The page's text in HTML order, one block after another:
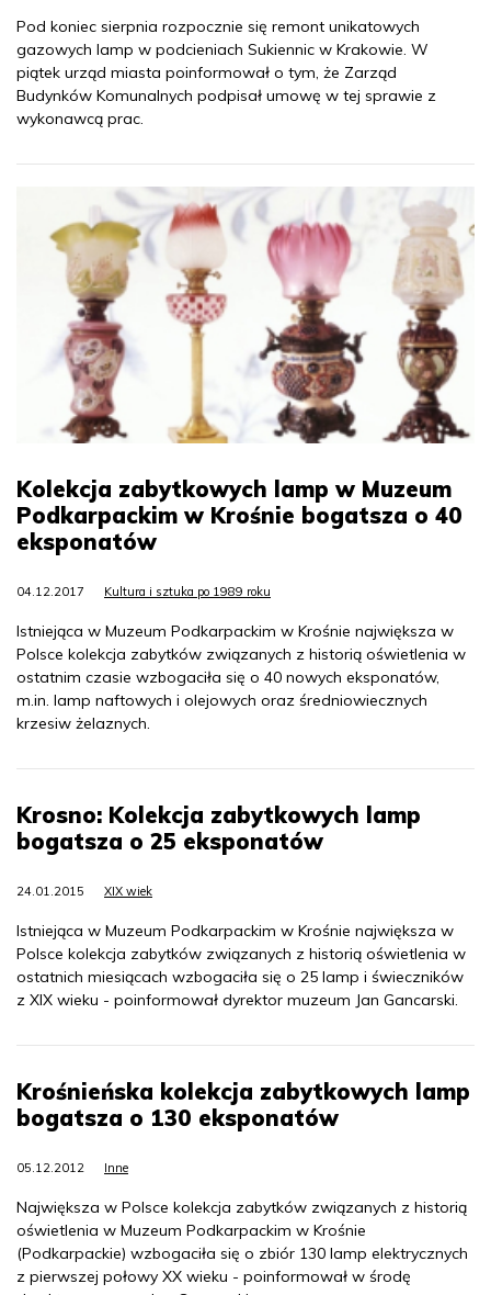
Pod koniec sierpnia rozpocznie się remont unikatowych
gazowych lamp w podcieniach Sukiennic w Krakowie. W
piątek urząd miasta poinformował o tym, że Zarząd
Budynków Komunalnych podpisał umowę w tej sprawie z
wykonawcą prac.
Kolekcja zabytkowych lamp w Muzeum
Podkarpackim w Krośnie bogatsza o 40
eksponatów
04.12.2017 Kultura i sztuka po 1989 roku
Istniejąca w Muzeum Podkarpackim w Krośnie największa w
Polsce kolekcja zabytków związanych z historią oświetlenia w
ostatnim czasie wzbogaciła się o 40 nowych eksponatów,
m.in. lamp naftowych i olejowych oraz średniowiecznych
krzesiw żelaznych.
Krosno: Kolekcja zabytkowych lamp
bogatsza o 25 eksponatów
24.01.2015 XIX wiek
Istniejąca w Muzeum Podkarpackim w Krośnie największa w
Polsce kolekcja zabytków związanych z historią oświetlenia w
ostatnich miesiącach wzbogaciła się o 25 lamp i świeczników
z XIX wieku - poinformował dyrektor muzeum Jan Gancarski.
Krośnieńska kolekcja zabytkowych lamp
bogatsza o 130 eksponatów
05.12.2012 Inne
Największa w Polsce kolekcja zabytków związanych z historią
oświetlenia w Muzeum Podkarpackim w Krośnie
(Podkarpackie) wzbogaciła się o zbiór 130 lamp elektrycznych
z pierwszej połowy XX wieku - poinformował w środę